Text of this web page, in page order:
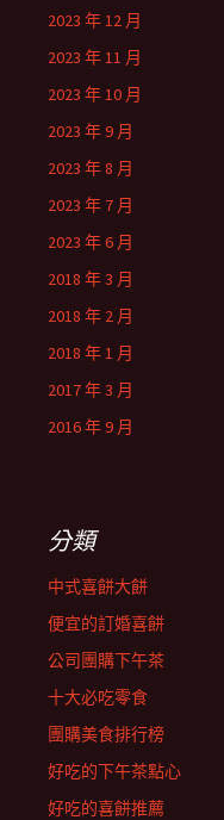
2023 年 12 月
2023 年 11 月
2023 年 10 月
2023 年 9 月
2023 年 8 月
2023 年 7 月
2023 年 6 月
2018 年 3 月
2018 年 2 月
2018 年 1 月
2017 年 3 月
2016 年 9 月
分類
中式喜餅大餅
便宜的訂婚喜餅
公司團購下午茶
十大必吃零食
團購美食排行榜
好吃的下午茶點心
好吃的喜餅推薦